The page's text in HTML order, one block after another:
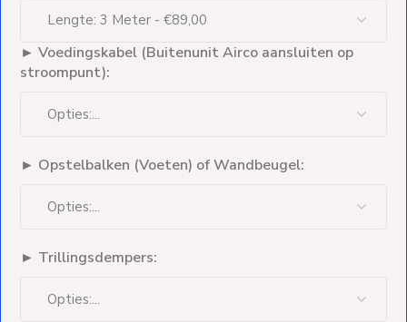
► Voedingskabel (Buitenunit Airco aansluiten op
stroompunt):
► Opstelbalken (Voeten) of Wandbeugel:
► Trillingsdempers: